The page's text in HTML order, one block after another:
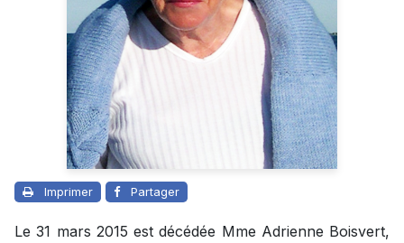
Imprimer Partager
Le 31 mars 2015 est décédée Mme Adrienne Boisvert,